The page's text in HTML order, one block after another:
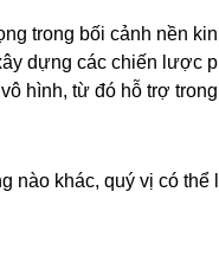
trong bối cảnh nền
dựng các chiến lược
hình, từ đó hỗ trợ
nào khác, quý vị có